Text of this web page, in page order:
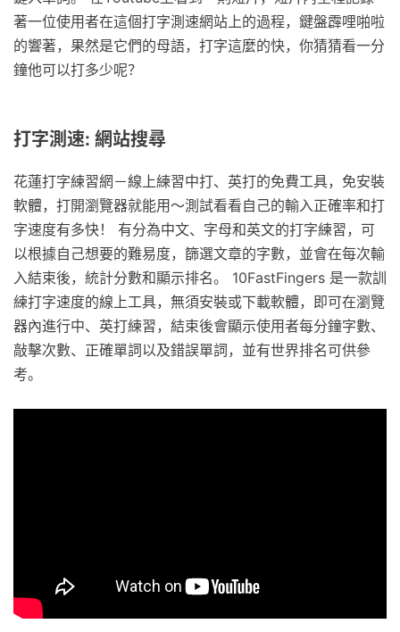
著一位使用者在這個打字測速網站上的過程，鍵盤霹哩啪啦
的響著，果然是它們的母語，打字這麼的快，你猜猜看一分
鐘他可以打多少呢？
打字測速: 網站搜尋
花蓮打字練習網－線上練習中打、英打的免費工具，免安裝
軟體，打開瀏覽器就能用～測試看看自己的輸入正確率和打
字速度有多快！ 有分為中文、字母和英文的打字練習，可
以根據自己想要的難易度，篩選文章的字數，並會在每次輸
入結束後，統計分數和顯示排名。 10FastFingers 是一款訓
練打字速度的線上工具，無須安裝或下載軟體，即可在瀏覽
器內進行中、英打練習，結束後會顯示使用者每分鐘字數、
敲擊次數、正確單詞以及錯誤單詞，並有世界排名可供參
考。